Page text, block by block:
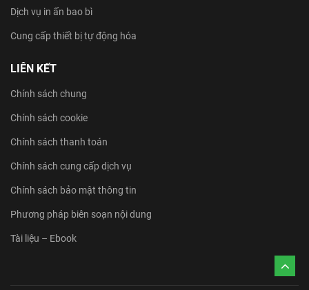
Dịch vụ in ấn bao bì
Cung cấp thiết bị tự động hóa
LIÊN KẾT
Chính sách chung
Chính sách cookie
Chính sách thanh toán
Chính sách cung cấp dịch vụ
Chính sách bảo mật thông tin
Phương pháp biên soạn nội dung
Tài liệu – Ebook